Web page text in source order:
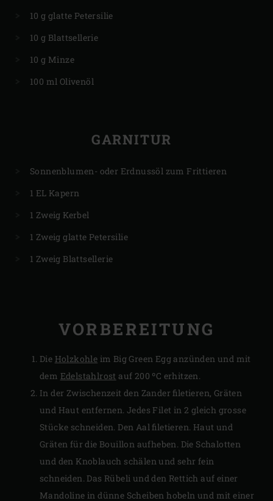
10 g glatte Petersilie
10 g Blattsellerie
10 g Minze
100 ml Olivenöl
GARNITUR
Sonnenblumen- oder Erdnussöl zum Frittieren
1 EL Kapern
1 Zweig Kerbel
1 Zweig glatte Petersilie
1 Zweig Blattsellerie
VORBEREITUNG
Die Holzkohle im Big Green Egg anzünden und mit
dem Edelstahlrost auf 200 ºC erhitzen.
In der Zwischenzeit den Zander filetieren, Gräten
und Haut entfernen. Jedes Filet in 2 gleich grosse
Stücke schneiden. Den Aal filetieren. Haut und
Gräten für die Bouillon aufheben. Die Schalotten
und den Knoblauch schälen und sehr fein
schneiden. Das Rübeli und den Rettich auf einer
Mandoline in dünne Scheiben hobeln und mit einer